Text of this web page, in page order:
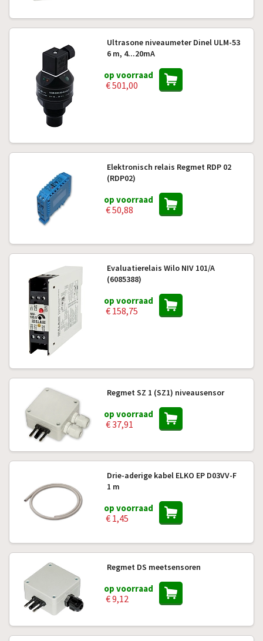
Ultrasone niveaumeter Dinel ULM-53
6 m, 4...20mA
op voorraad
€ 501,00
Elektronisch relais Regmet RDP 02
(RDP02)
op voorraad
€ 50,88
Evaluatierelais Wilo NIV 101/A
(6085388)
op voorraad
€ 158,75
Regmet SZ 1 (SZ1) niveausensor
op voorraad
€ 37,91
Drie-aderige kabel ELKO EP D03VV-F
1 m
op voorraad
€ 1,45
Regmet DS meetsensoren
op voorraad
€ 9,12